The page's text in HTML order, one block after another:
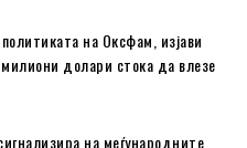
на Оксфам, изјави
долари стока да влезе
на меѓународните